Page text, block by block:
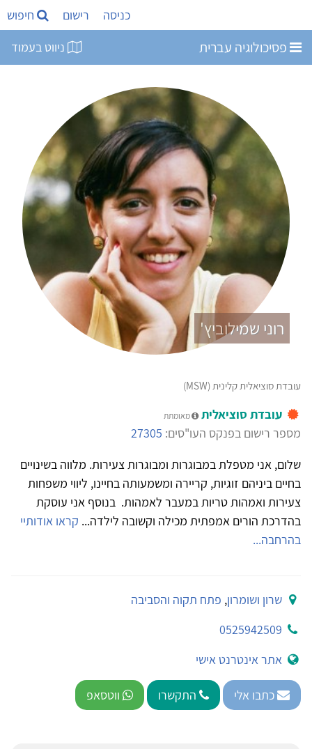
כניסה רישום חיפוש
פסיכולוגיה עברית ניווט בעמוד
רוני שמילוביץ'
עובדת סוציאלית קלינית (MSW)
עובדת סוציאלית מאומתת
מספר רישום בפנקס העו"סים: 27305
שלום, אני מטפלת במבוגרות ומבוגרות צעירות. מלווה בשינויים
בחיים ביניהם זוגיות, קריירה ומשמעותה בחיינו, ליווי משפחות
צעירות ואמהות טריות במעבר לאמהות. בנוסף אני עוסקת
בהדרכת הורים אמפתית מכילה וקשובה לילדה... קראו אודותיי
בהרחבה...
שרון ושומרון, פתח תקוה והסביבה
0525942509
אתר אינטרנט אישי
כתבו אלי התקשרו ווטסאפ